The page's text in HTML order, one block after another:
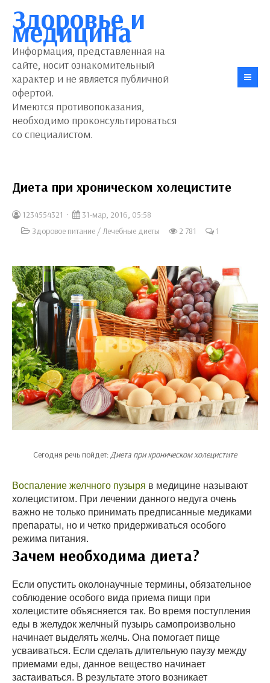
Здоровье и
медицина
Информация, представленная на
сайте, носит ознакомительный
характер и не является публичной
офертой.
Имеются противопоказания,
необходимо проконсультироваться
со специалистом.
Диета при хроническом холецистите
1234554321
31-мар, 2016, 05:58
Здоровое питание /Лечебные диеты 2 781 1
Сегодня речь пойдет:Диета при хроническом холецистите
Воспаление желчного пузыря в медицине называют
холециститом. При лечении данного недуга очень
важно не только принимать предписанные медиками
препараты, но и четко придерживаться особого
режима питания.
Зачем необходима диета?
Если опустить околонаучные термины, обязательное
соблюдение особого вида приема пищи при
холецистите объясняется так. Во время поступления
еды в желудок желчный пузырь самопроизвольно
начинает выделять желчь. Она помогает пище
усваиваться. Если сделать длительную паузу между
приемами еды, данное вещество начинает
застаиваться. В результате этого возникает